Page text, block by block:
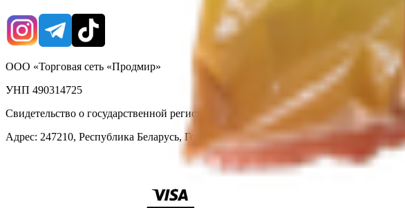
ООО «Торговая сеть «Продмир»
УНП 490314725
Свидетельство о государственной регистрации № 490314725 от 30.05.2003г
Адрес: 247210, Республика Беларусь, Гомельская обл., г. Жлобин, ул. Козлова 2-А